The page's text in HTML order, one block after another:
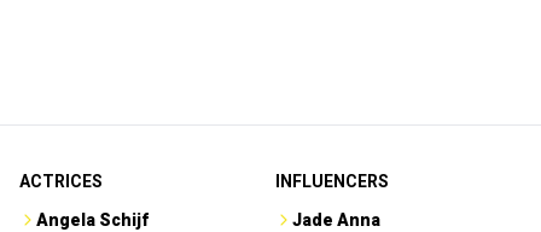
ACTRICES
Angela Schijf
INFLUENCERS
Jade Anna